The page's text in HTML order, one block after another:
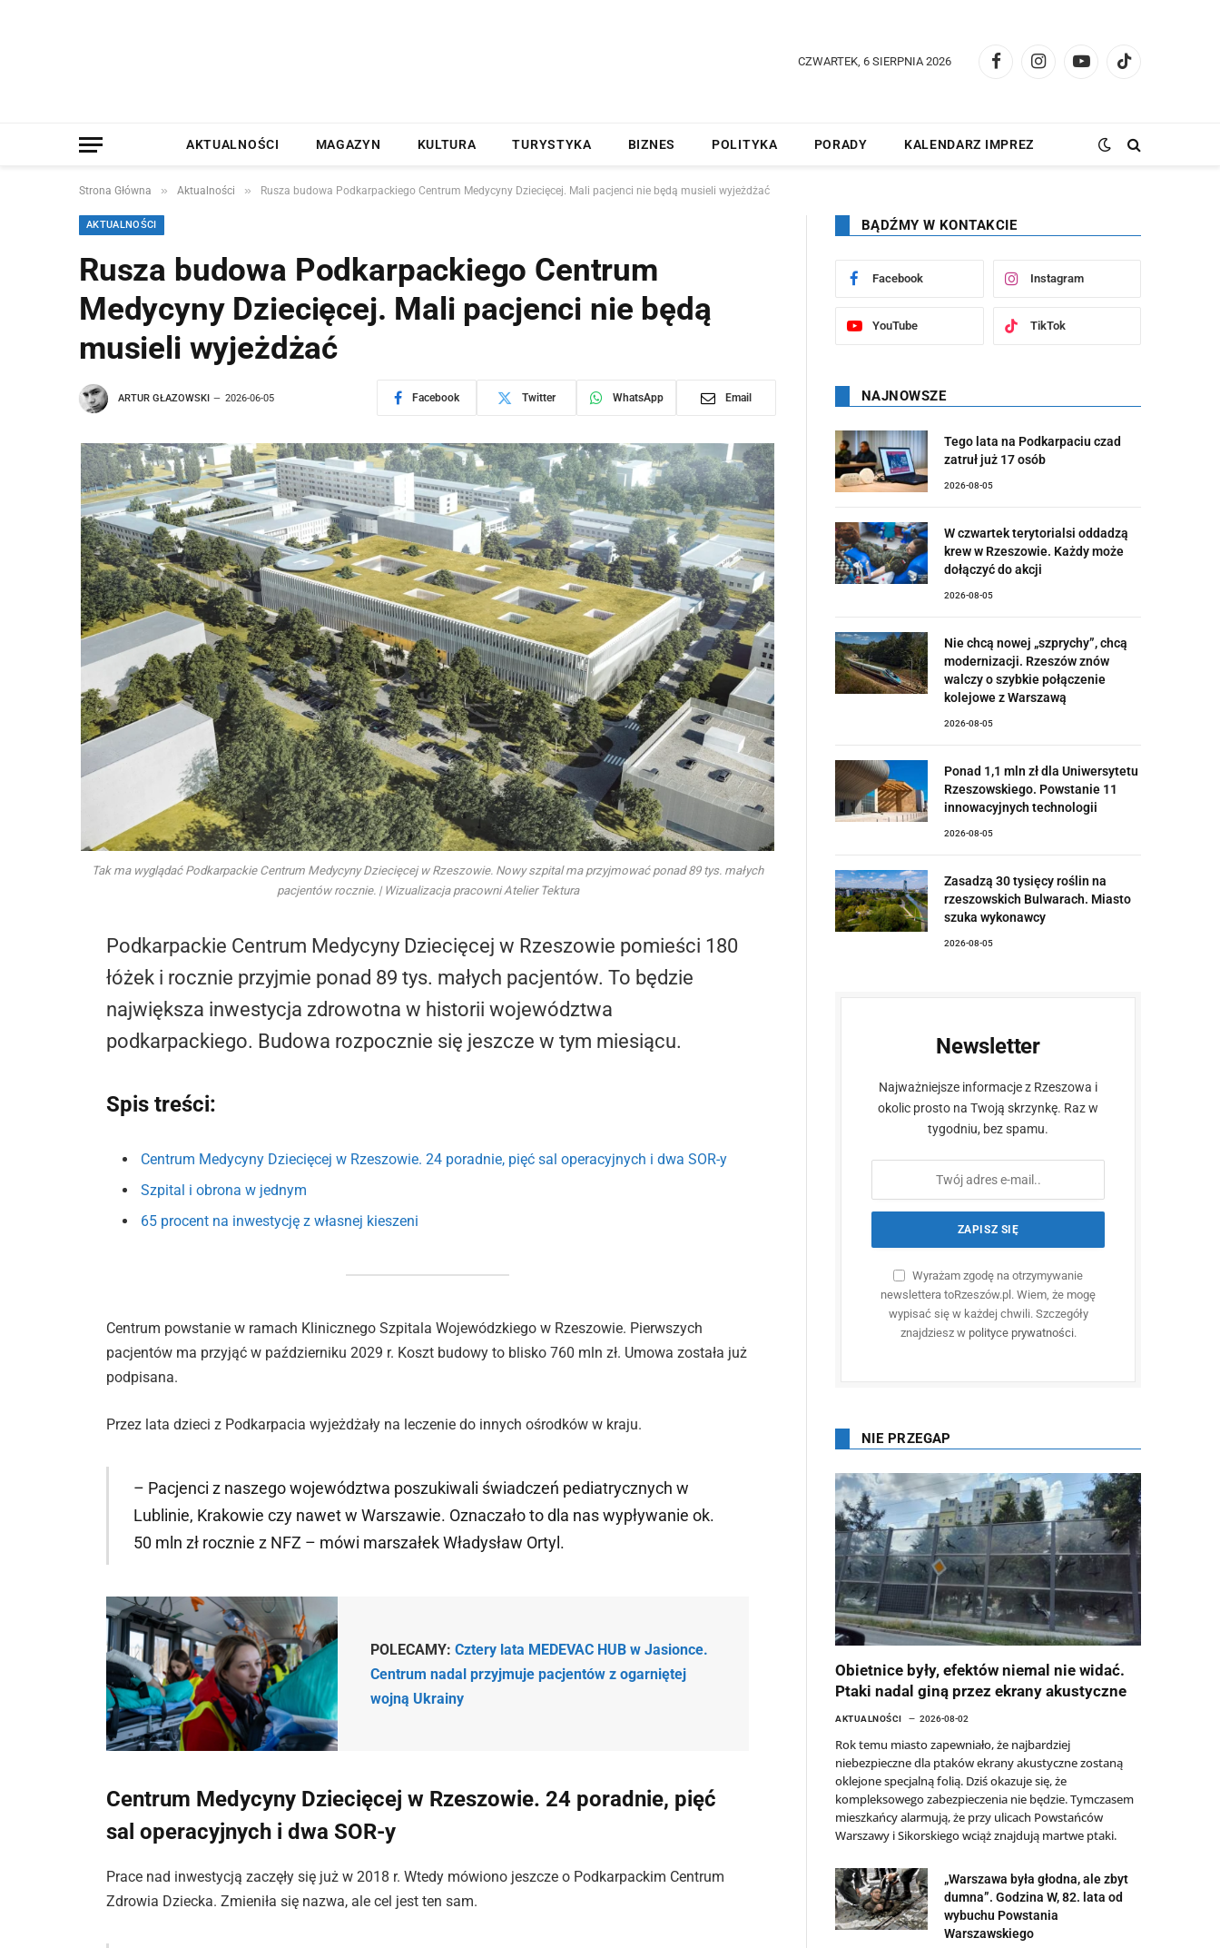
CZWARTEK, 6 SIERPNIA 2026
FacebookInstagramYouTubeTikTok
AKTUALNOŚCI MAGAZYN KULTURA TURYSTYKA BIZNES POLITYKA PORADY KALENDARZ IMPREZ
Strona Główna » Aktualności » Rusza budowa Podkarpackiego Centrum Medycyny Dziecięcej. Mali pacjenci nie będą musieli wyjeżdżać
AKTUALNOŚCI
Rusza budowa Podkarpackiego Centrum
Medycyny Dziecięcej. Mali pacjenci nie będą
musieli wyjeżdżać
ARTUR GŁAZOWSKI 2026-06-05 Facebook Twitter WhatsApp Email
Tak ma wyglądać Podkarpackie Centrum Medycyny Dziecięcej w Rzeszowie. Nowy szpital ma przyjmować ponad 89 tys. małych
pacjentów rocznie. | Wizualizacja pracowni Atelier Tektura
Podkarpackie Centrum Medycyny Dziecięcej w Rzeszowie pomieści 180
łóżek i rocznie przyjmie ponad 89 tys. małych pacjentów. To będzie
największa inwestycja zdrowotna w historii województwa
podkarpackiego. Budowa rozpocznie się jeszcze w tym miesiącu.
Spis treści:
Centrum Medycyny Dziecięcej w Rzeszowie. 24 poradnie, pięć sal operacyjnych i dwa SOR-y
Szpital i obrona w jednym
65 procent na inwestycję z własnej kieszeni
Centrum powstanie w ramach Klinicznego Szpitala Wojewódzkiego w Rzeszowie. Pierwszych
pacjentów ma przyjąć w październiku 2029 r. Koszt budowy to blisko 760 mln zł. Umowa została już
podpisana.
Przez lata dzieci z Podkarpacia wyjeżdżały na leczenie do innych ośrodków w kraju.
– Pacjenci z naszego województwa poszukiwali świadczeń pediatrycznych w
Lublinie, Krakowie czy nawet w Warszawie. Oznaczało to dla nas wypływanie ok.
50 mln zł rocznie z NFZ – mówi marszałek Władysław Ortyl.
POLECAMY:Cztery lata MEDEVAC HUB w Jasionce.
Centrum nadal przyjmuje pacjentów z ogarniętej
wojną Ukrainy
Centrum Medycyny Dziecięcej w Rzeszowie. 24 poradnie, pięć
sal operacyjnych i dwa SOR-y
Prace nad inwestycją zaczęły się już w 2018 r. Wtedy mówiono jeszcze o Podkarpackim Centrum
Zdrowia Dziecka. Zmieniła się nazwa, ale cel jest ten sam.
BĄDŹMY W KONTAKCIE
Facebook Instagram
YouTube TikTok
NAJNOWSZE
Tego lata na Podkarpaciu czad
zatruł już 17 osób
2026-08-05
W czwartek terytorialsi oddadzą
krew w Rzeszowie. Każdy może
dołączyć do akcji
2026-08-05
Nie chcą nowej „szprychy”, chcą
modernizacji. Rzeszów znów
walczy o szybkie połączenie
kolejowe z Warszawą
2026-08-05
Ponad 1,1 mln zł dla Uniwersytetu
Rzeszowskiego. Powstanie 11
innowacyjnych technologii
2026-08-05
Zasadzą 30 tysięcy roślin na
rzeszowskich Bulwarach. Miasto
szuka wykonawcy
2026-08-05
Newsletter
Najważniejsze informacje z Rzeszowa i
okolic prosto na Twoją skrzynkę. Raz w
tygodniu, bez spamu.
Wyrażam zgodę na otrzymywanie
newslettera toRzeszów.pl. Wiem, że mogę
wypisać się w każdej chwili. Szczegóły
znajdziesz w polityce prywatności.
NIE PRZEGAP
Obietnice były, efektów niemal nie widać.
Ptaki nadal giną przez ekrany akustyczne
AKTUALNOŚCI 2026-08-02
Rok temu miasto zapewniało, że najbardziej
niebezpieczne dla ptaków ekrany akustyczne zostaną
oklejone specjalną folią. Dziś okazuje się, że
kompleksowego zabezpieczenia nie będzie. Tymczasem
mieszkańcy alarmują, że przy ulicach Powstańców
Warszawy i Sikorskiego wciąż znajdują martwe ptaki.
„Warszawa była głodna, ale zbyt
dumna”. Godzina W, 82. lata od
wybuchu Powstania
Warszawskiego